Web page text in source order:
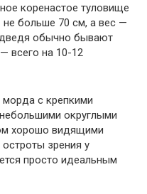
коренастое туловище
больше 70 см, а вес —
обычно бывают
всего на 10-12
с крепкими
округлыми
хорошо видящими
зрения у
просто идеальным